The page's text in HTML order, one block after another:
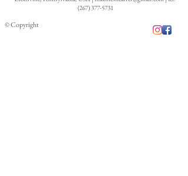
(267) 377-5731
© Copyright